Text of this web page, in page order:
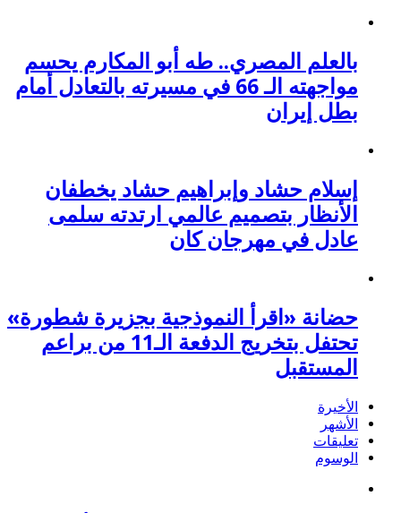
بالعلم المصري.. طه أبو المكارم يحسم
مواجهته الـ 66 في مسيرته بالتعادل أمام
بطل إيران
إسلام حشاد وإبراهيم حشاد يخطفان
الأنظار بتصميم عالمي ارتدته سلمى
عادل في مهرجان كان
حضانة «اقرأ النموذجية بجزيرة شطورة»
تحتفل بتخريج الدفعة الـ11 من براعم
المستقبل
الأخيرة
الأشهر
تعليقات
الوسوم